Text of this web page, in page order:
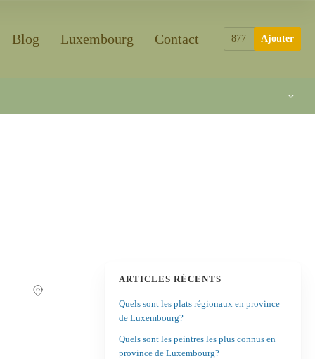
Blog Luxembourg Contact 877 Ajouter
ARTICLES RÉCENTS
Quels sont les plats régionaux en province
de Luxembourg?
Quels sont les peintres les plus connus en
province de Luxembourg?